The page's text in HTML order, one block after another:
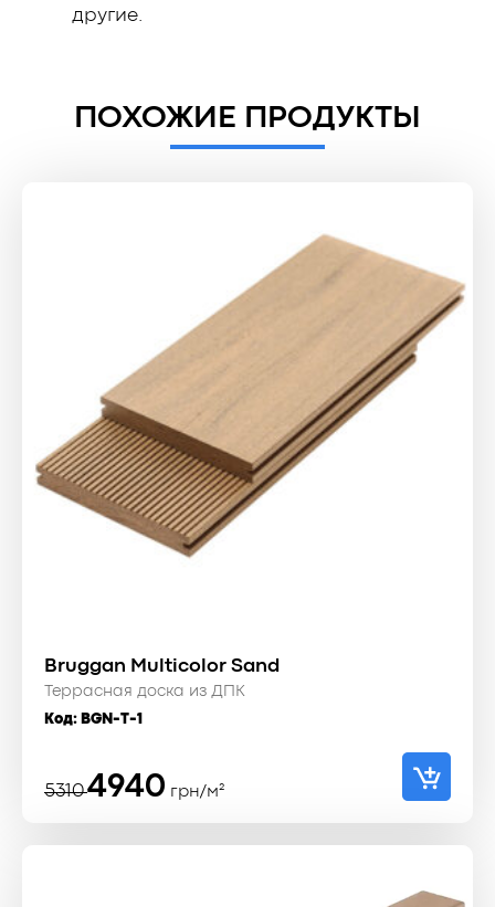
другие.
ПОХОЖИЕ ПРОДУКТЫ
Bruggan Multicolor Sand
Террасная доска из ДПК
Код: BGN-T-1
5310
Первоначальная
составляла
4940
Текущая
4940 ₴.
грн/м²